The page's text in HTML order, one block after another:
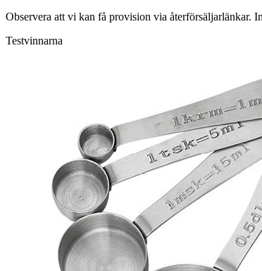
Observera att vi kan få provision via återförsäljarlänkar.
Testvinnarna